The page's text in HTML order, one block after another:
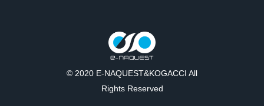
© 2020 E-NAQUEST&KOGACCI All
Rights Reserved